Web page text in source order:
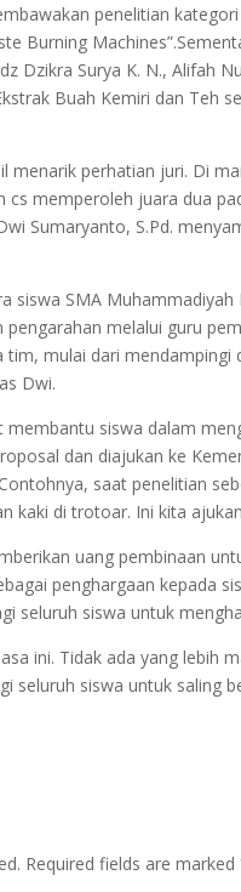
penelitian
Burning Machines”.
Dzikra Surya K. N., Alifah
Buah Kemiri dan Teh
menarik perhatian juri. Di
cs memperoleh juara dua
Sumaryanto, S.Pd.
siswa SMA
melalui guru
tim, mulai dari
Dwi.
siswa dalam
dan diajukan ke
saat penelitian
kaki di trotoar. Ini kita
uang pembinaan
penghargaan kepada
seluruh siswa untuk
ini. Tidak ada yang lebih
seluruh siswa untuk saling
Required fields are marked